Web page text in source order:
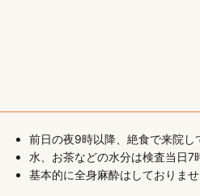
前日の夜9時以降、絶食で来院し
水、お茶などの水分は検査当日7
基本的に全身麻酔はしておりませ